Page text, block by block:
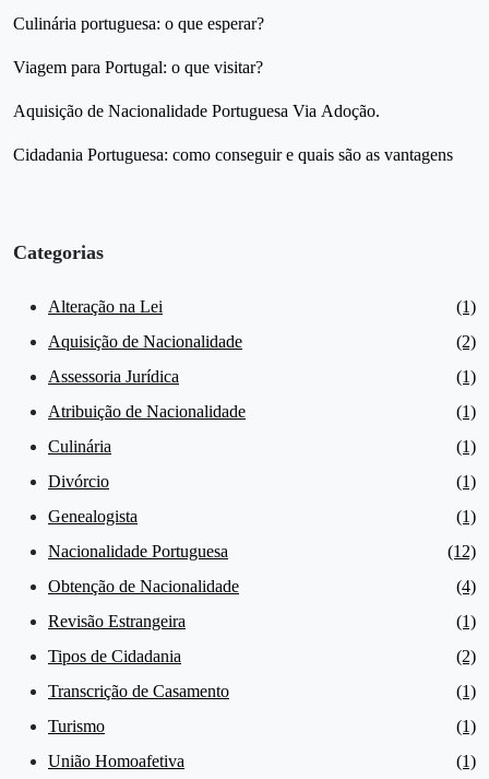
Culinária portuguesa: o que esperar?
Viagem para Portugal: o que visitar?
Aquisição de Nacionalidade Portuguesa Via Adoção.
Cidadania Portuguesa: como conseguir e quais são as vantagens
Categorias
Alteração na Lei
(1)
Aquisição de Nacionalidade
(2)
Assessoria Jurídica
(1)
Atribuição de Nacionalidade
(1)
Culinária
(1)
Divórcio
(1)
Genealogista
(1)
Nacionalidade Portuguesa
(12)
Obtenção de Nacionalidade
(4)
Revisão Estrangeira
(1)
Tipos de Cidadania
(2)
Transcrição de Casamento
(1)
Turismo
(1)
União Homoafetiva
(1)